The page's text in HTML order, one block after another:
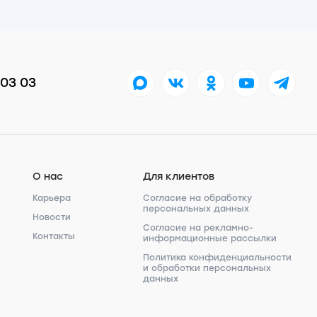
03
О нас
Карьера
Новости
Контакты
Для клиентов
Согласие на обработку
персональных данных
Согласие на рекламно-
информационные рассылки
Политика конфиденциальности
и обработки персональных
данных